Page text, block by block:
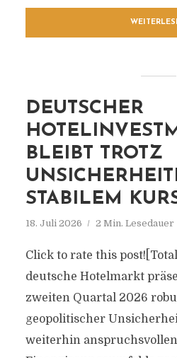
DEUTSCHER
BLEIBT TROTZ
STABILEM
18. Juli 2026 2 Min. Lesedauer
Click to rate this
deutsche Hotelmarkt
zweiten Quartal 2026
geopolitischer
weiterhin anspruchsvollen